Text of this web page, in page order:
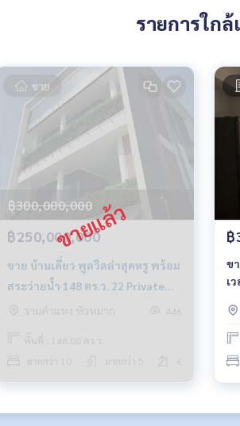
รายการใกล้
ขาย
฿300,000,000
฿250,000,000
ขาย บ้านเดี่ยว พูลวิลล่าสุดหรู พร้อม
สระว่ายน้ำ 148 ตร.ว. 22 Private
Residence หัวหมาก ซอย7
รามคำแหง หัวหมาก 446
พื้นที่ : 148.00 ตร.ว.
มากกว่า 10
มากกว่า 5 6
฿
ข
เ